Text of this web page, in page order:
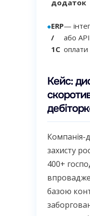
додаток
ERP
/
1С
—
або
Кейс:
Компанія-
захисту
400+
базою